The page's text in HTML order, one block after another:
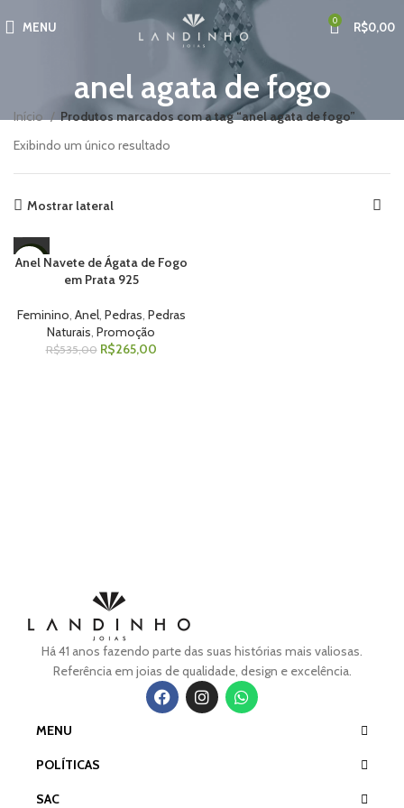
MENU 0 R$0,00
anel agata de fogo
Início
Produtos marcados com a tag “anel agata de fogo”
Exibindo um único resultado
Mostrar lateral
-50%
Anel Navete de Ágata de Fogo
em Prata 925
Feminino, Anel, Pedras, Pedras
Naturais, Promoção
R$535,00 R$265,00
Há 41 anos fazendo parte das suas histórias mais valiosas.
Referência em joias de qualidade, design e excelência.
MENU
POLÍTICAS
SAC